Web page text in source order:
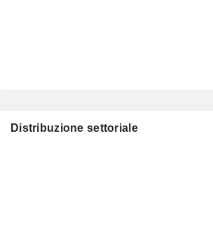
Distribuzione settoriale